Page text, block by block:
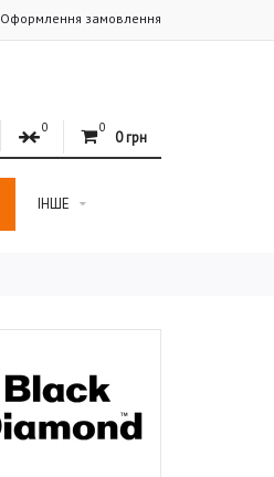
Оформлення замовлення
0 0
0 грн
ІНШЕ